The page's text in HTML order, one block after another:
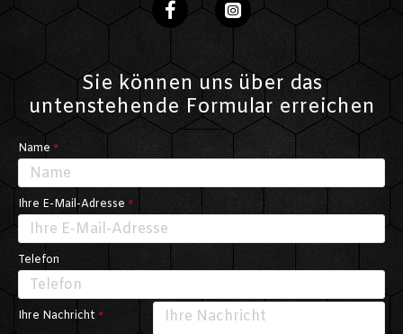
Sie können uns über das
untenstehende Formular erreichen
Name
Ihre E-Mail-Adresse
Telefon
Ihre Nachricht